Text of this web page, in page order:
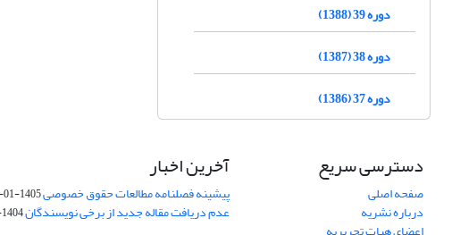
دوره 39 (1388)
دوره 38 (1387)
دوره 37 (1386)
دسترسی سریع
صفحه اصلی
درباره نشریه
آخرین اخبار
پیشینه فصلنامه مطالعات حقوق خصوصی1405-01-01
عدم دریافت مقاله جدید از برخی نویسندگان1404-03-20